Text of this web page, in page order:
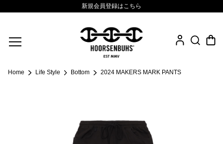
.925 Sterling
新規会員登録はこちら
Home Life Style Bottom 2024 MAKERS MARK PANTS